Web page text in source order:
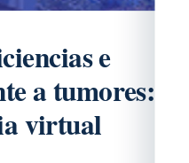
e
a tumores:
virtual